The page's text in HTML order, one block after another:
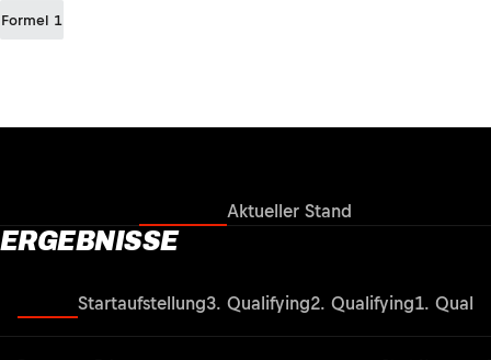
Formel 1
Aktueller Stand
ERGEBNISSE
Startaufstellung3. Qualifying2. Qualifying1.